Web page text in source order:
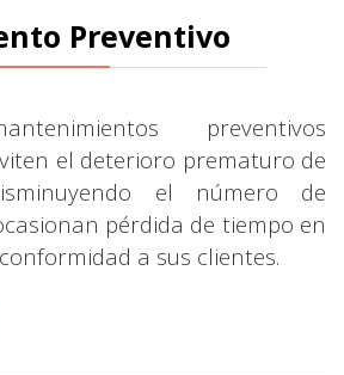
Preventivo
preventivos
el deterioro prematuro de
el número de
pérdida de tiempo en
a sus clientes.